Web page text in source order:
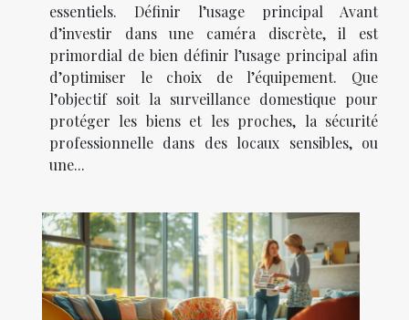
essentiels. Définir l’usage principal Avant
d’investir dans une caméra discrète, il est
primordial de bien définir l’usage principal afin
d’optimiser le choix de l’équipement. Que
l’objectif soit la surveillance domestique pour
protéger les biens et les proches, la sécurité
professionnelle dans des locaux sensibles, ou
une...